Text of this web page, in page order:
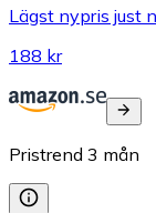
Lägst nypris just
188 kr
Pristrend 3 mån